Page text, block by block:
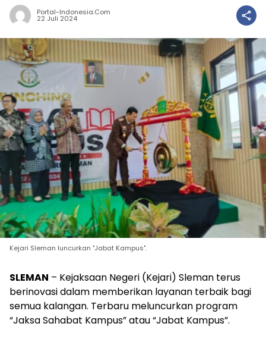
Portal-Indonesia.com
22 Juli 2024
Kejari Sleman luncurkan "Jabat Kampus".
SLEMAN – Kejaksaan Negeri (Kejari) Sleman terus
berinovasi dalam memberikan layanan terbaik bagi
semua kalangan. Terbaru meluncurkan program
“Jaksa Sahabat Kampus” atau “Jabat Kampus”.